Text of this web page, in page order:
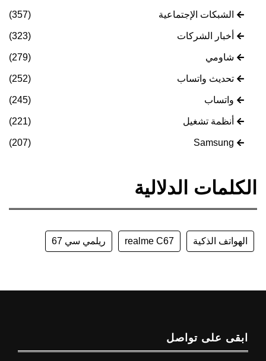
الشبكات الإجتماعية (357)
أخبار الشركات (323)
شاومي (279)
تحديث واتساب (252)
واتساب (245)
أنظمة تشغيل (221)
Samsung
(207)
الكلمات الدلالية
الهواتف الذكية realme C67 ريلمي سي 67
ابقى على تواصل